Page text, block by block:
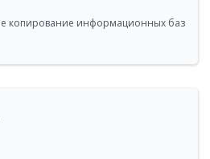
копирование информационных баз